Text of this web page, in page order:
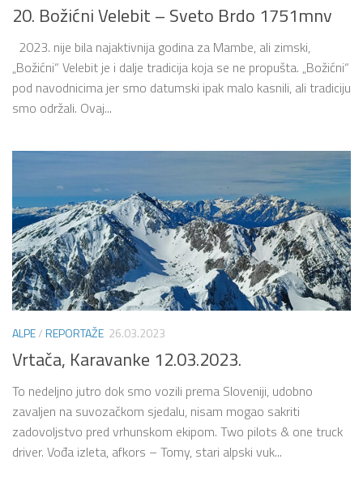
20. Božićni Velebit – Sveto Brdo 1751mnv
2023. nije bila najaktivnija godina za Mambe, ali zimski,
„Božićni“ Velebit je i dalje tradicija koja se ne propušta. „Božićni“
pod navodnicima jer smo datumski ipak malo kasnili, ali tradiciju
smo održali. Ovaj...
ALPE/REPORTAŽE 26.03.2023
Vrtača, Karavanke 12.03.2023.
To nedeljno jutro dok smo vozili prema Sloveniji, udobno
zavaljen na suvozačkom sjedalu, nisam mogao sakriti
zadovoljstvo pred vrhunskom ekipom. Two pilots & one truck
driver. Vođa izleta, afkors – Tomy, stari alpski vuk...